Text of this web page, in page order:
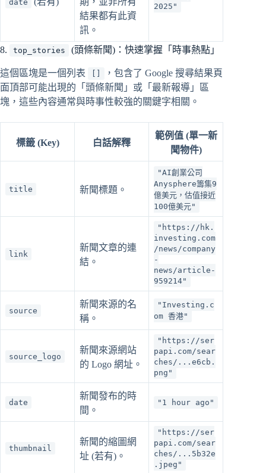
date
結果都有此資
訊。
2025"
8. top_stories (頭條新聞)：快速掌握「時事熱點」
這個區塊是一個列表
，包含了 Google 搜尋結果頁
面頂部可能出現的「頭條新聞」或「最新報導」區
塊，這些內容通常與時事性較強的關鍵字相關。
標籤 (Key) 白話解釋
範例值 (單一新
聞物件)
title 新聞標題。
"AI創業公司
Anysphere籌集9
億美元，估值接近
100億美元"
link
新聞文章的連
結。
"https://hk.
investing.com
/news/company
-
news/article-
959214"
source
新聞來源的名
稱。
"Investing.c
om 香港"
source_logo
新聞來源網站
的 Logo 網址。
"https://ser
papi.com/sear
ches/...e6cb.
png"
date
新聞發布的時
間。
"1 hour ago"
thumbnail
新聞的縮圖網
址 (若有)。
"https://ser
papi.com/sear
ches/...5b32e
.jpeg"